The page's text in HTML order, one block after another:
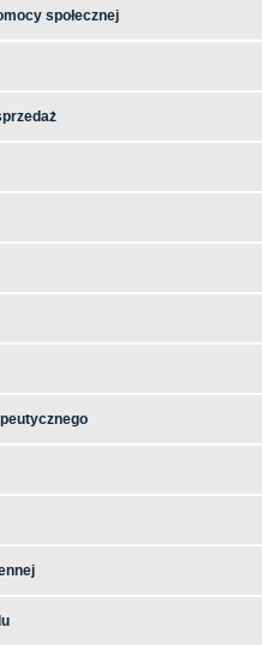
społecznej